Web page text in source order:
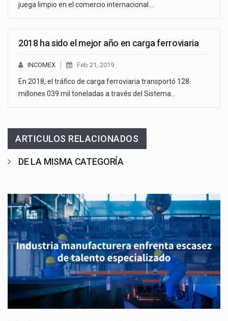
juega limpio en el comercio internacional.…
2018 ha sido el mejor año en carga ferroviaria
INCOMEX Feb 21, 2019
En 2018, el tráfico de carga ferroviaria transportó 128
millones 039 mil toneladas a través del Sistema…
ARTICULOS RELACIONADOS
DE LA MISMA CATEGORÍA